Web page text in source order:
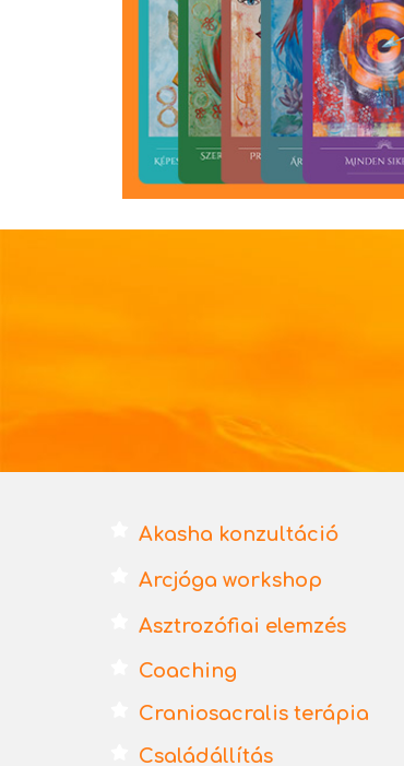
Akasha konzultáció
Arcjóga workshop
Asztrozófiai elemzés
Coaching
Craniosacralis terápia
Családállítás